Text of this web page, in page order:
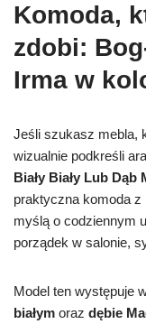
Komoda,
zdobi:
Irma w
Jeśli szukasz mebla,
wizualnie podkreśli
Biały Biały Lub Dąb
praktyczna komoda z
myślą o codziennym
porządek w salonie,
Model ten występuje
białym oraz dębie